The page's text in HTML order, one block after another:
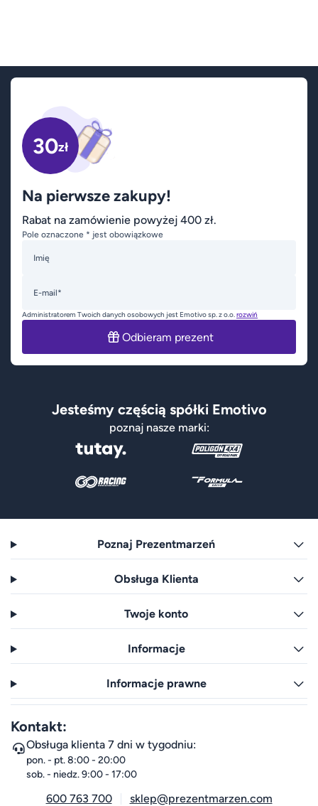
30zł
Na pierwsze zakupy!
Rabat na zamówienie powyżej 400 zł.
Pole oznaczone * jest obowiązkowe
Imię
E-mail*
Administratorem Twoich danych osobowych jest Emotivo sp. z o.o.rozwiń
Odbieram prezent
Jesteśmy częścią spółki Emotivo
poznaj nasze marki:
Poznaj Prezentmarzeń
Obsługa Klienta
Twoje konto
Informacje
Informacje prawne
Kontakt:
Obsługa klienta 7 dni w tygodniu:
pon. - pt. 8:00 - 20:00
sob. - niedz. 9:00 - 17:00
600 763 700 sklep@prezentmarzen.com